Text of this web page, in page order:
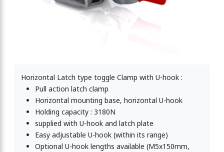
Horizontal Latch type toggle Clamp with U-hook :
Pull action latch clamp
Horizontal mounting base, horizontal U-hook
Holding capacity : 3180N
supplied with U-hook and latch plate
Easy adjustable U-hook (within its range)
Optional U-hook lengths available (M5x150mm,